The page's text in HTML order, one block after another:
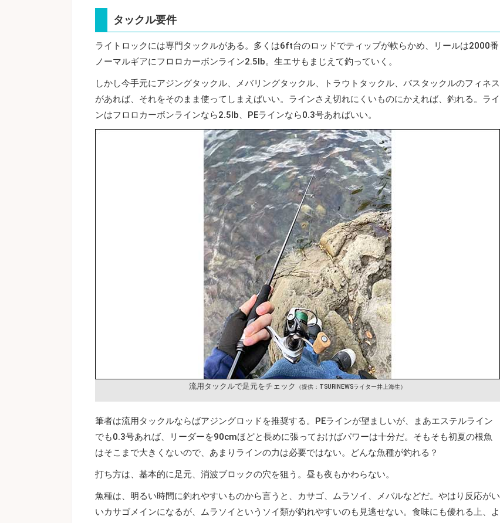
タックル要件
ライトロックには専門タックルがある。多くは6ft台のロッドでティップが軟らかめ、リールは2000番
ノーマルギアにフロロカーボンライン2.5lb。生エサもまじえて釣っていく。
しかし今手元にアジングタックル、メバリングタックル、トラウトタックル、バスタックルのフィネス
があれば、それをそのまま使ってしまえばいい。ラインさえ切れにくいものにかえれば、釣れる。ライ
ンはフロロカーボンラインなら2.5lb、PEラインなら0.3号あればいい。
流用タックルで足元をチェック （提供：TSURINEWSライター井上海生）
筆者は流用タックルならばアジングロッドを推奨する。PEラインが望ましいが、まあエステルライン
でも0.3号あれば、リーダーを90cmほどと長めに張っておけばパワーは十分だ。そもそも初夏の根魚
はそこまで大きくないので、あまりラインの力は必要ではない。どんな魚種が釣れる？
打ち方は、基本的に足元、消波ブロックの穴を狙う。昼も夜もかわらない。
魚種は、明るい時間に釣れやすいものから言うと、カサゴ、ムラソイ、メバルなどだ。やはり反応がい
いカサゴメインになるが、ムラソイというソイ類が釣れやすいのも見逃せない。食味にも優れる上、よ